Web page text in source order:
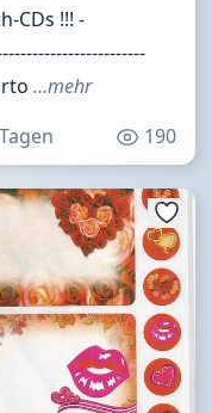
CDs !!! -
…mehr
190